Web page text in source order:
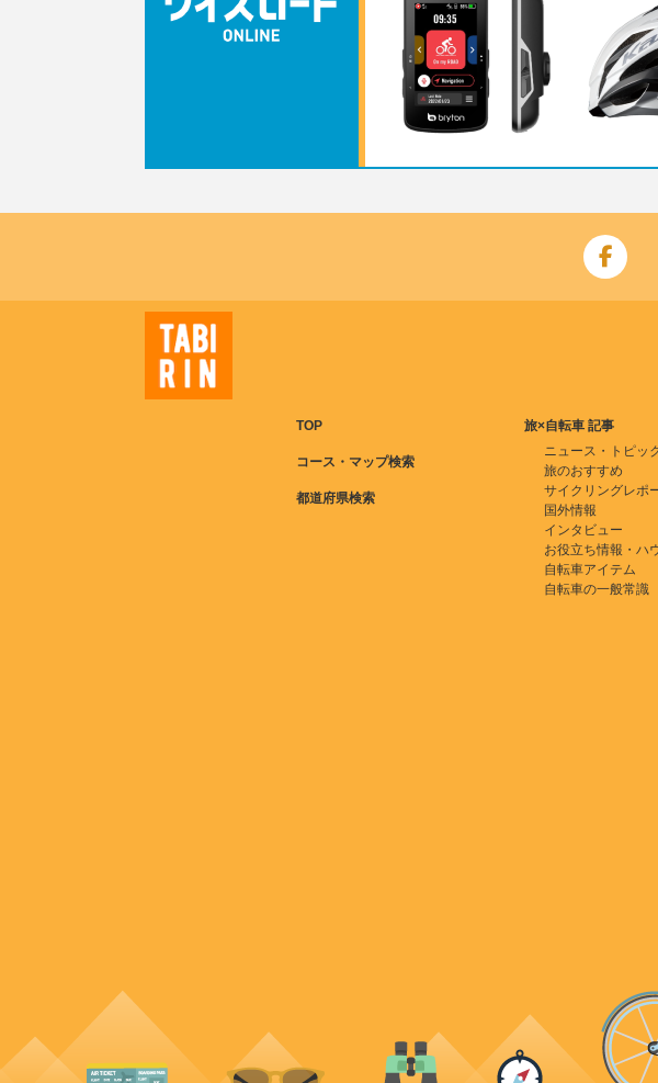
TOP
コース・マップ検索
都道府県検索
旅×自転車 記事
ニュース・トピッ
旅のおすすめ
サイクリングレポ
国外情報
インタビュー
お役立ち情報・ハ
自転車アイテム
自転車の一般常識